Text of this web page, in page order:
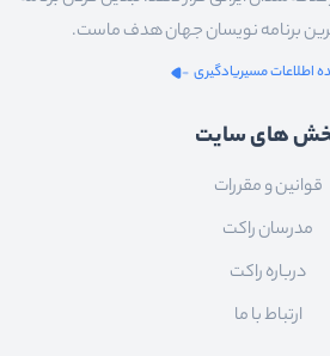
برنامه نویسان جهان هدف ماست.
اطلاعات مسیریادگیری
های سایت
قوانین و مقررات
مدرسان راکت
درباره راکت
ارتباط با ما